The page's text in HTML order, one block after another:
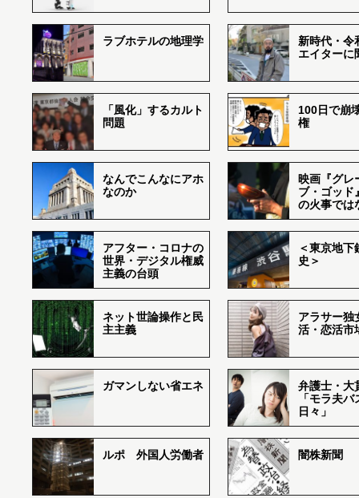
ラブホテルの地理学
新時代・令
エイターに
「風化」するカルト
問題
100日で崩
権
なんでこんなにアホ
なのか
映画『グレ
ブ・ゴッド
の火事では
アフター・コロナの
世界・デジタル権威
主義の台頭
＜東京地下
史＞
ネット世論操作と民
主主義
アラサー独
活・恋活市
ガマンしない省エネ
弁護士・大
「モラ夫
日々」
ルポ 外国人労働者 闇株新聞